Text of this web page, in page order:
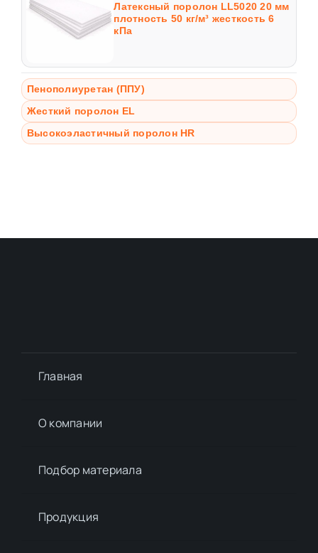
Латексный поролон LL5020 20 мм
плотность 50 кг/м³ жесткость 6
кПа
Пенополиуретан (ППУ)
Жесткий поролон EL
Высокоэластичный поролон HR
Главная
О компании
Подбор материалa
Продукция